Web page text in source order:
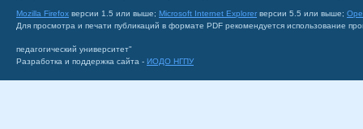
Mozilla Firefox версии 1.5 или выше; Microsoft Internet Explorer версии 5.5 или выше;
Для просмотра и печати публикаций в формате PDF рекомендуется использование
педагогический университет"
Разработка и поддержка сайта - ИОДО НГПУ